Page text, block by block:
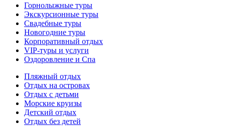
Горнолыжные туры
Экскурсионные туры
Свадебные туры
Новогодние туры
Корпоративный отдых
VIP-туры и услуги
Оздоровление и Спа
Пляжный отдых
Отдых на островах
Отдых с детьми
Морские круизы
Детский отдых
Отдых без детей